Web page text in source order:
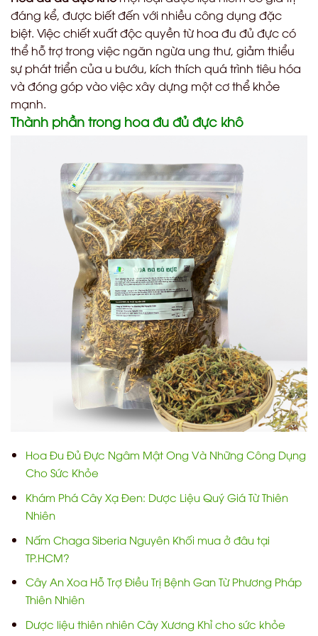
đáng kể, được biết đến với nhiều công dụng đặc
biệt. Việc chiết xuất độc quyền từ hoa đu đủ đực có
thể hỗ trợ trong việc ngăn ngừa ung thư, giảm thiểu
sự phát triển của u bướu, kích thích quá trình tiêu hóa
và đóng góp vào việc xây dựng một cơ thể khỏe
mạnh.
Thành phần trong hoa đu đủ đực khô
Hoa Đu Đủ Đực Ngâm Mật Ong Và Những Công Dụng
Cho Sức Khỏe
Khám Phá Cây Xạ Đen: Dược Liệu Quý Giá Từ Thiên
Nhiên
Nấm Chaga Siberia Nguyên Khối mua ở đâu tại
TP.HCM?
Cây An Xoa Hỗ Trợ Điều Trị Bệnh Gan Từ Phương Pháp
Thiên Nhiên
Dược liệu thiên nhiên Cây Xương Khỉ cho sức khỏe